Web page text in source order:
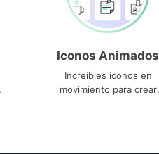
Iconos Animados
Increíbles iconos en
movimiento para crear